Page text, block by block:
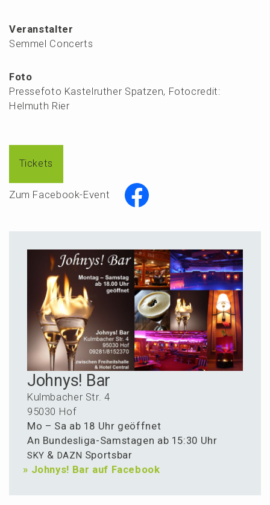
Veranstalter
Semmel Concerts
Foto
Pressefoto Kastelruther Spatzen, Fotocredit:
Helmuth Rier
Tickets
Zum Facebook-Event
Johnys! Bar
Kulmba­cher Str. 4
95030 Hof
Mo – Sa ab 18 Uhr geöffnet
An Bundes­li­ga-Samsta­gen ab 15:30 Uhr
SKY & DAZN Sportsbar
» Johnys! Bar auf Facebook